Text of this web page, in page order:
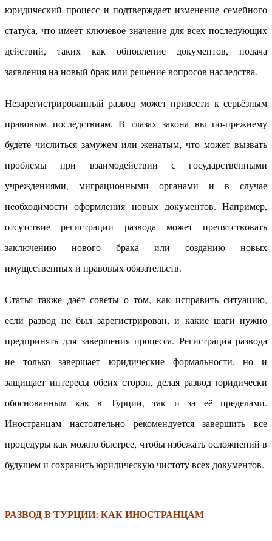
юридический процесс и подтверждает изменение семейного
статуса, что имеет ключевое значение для всех последующих
действий, таких как обновление документов, подача
заявления на новый брак или решение вопросов наследства.
Незарегистрированный развод может привести к серьёзным
правовым последствиям. В глазах закона вы по-прежнему
будете числиться замужем или женатым, что может вызвать
проблемы при взаимодействии с государственными
учреждениями, миграционными органами и в случае
необходимости оформления новых документов. Например,
отсутствие регистрации развода может препятствовать
заключению нового брака или созданию новых
имущественных и правовых обязательств.
Статья также даёт советы о том, как исправить ситуацию,
если развод не был зарегистрирован, и какие шаги нужно
предпринять для завершения процесса. Регистрация развода
не только завершает юридические формальности, но и
защищает интересы обеих сторон, делая развод юридически
обоснованным как в Турции, так и за её пределами.
Иностранцам настоятельно рекомендуется завершить все
процедуры как можно быстрее, чтобы избежать осложнений в
будущем и сохранить юридическую чистоту всех документов.
РАЗВОД В ТУРЦИИ: КАК ИНОСТРАНЦАМ